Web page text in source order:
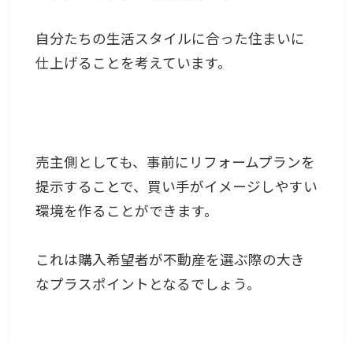
自分たちの生活スタイルに合った住まいに
仕上げることを考えています。
売主側としても、事前にリフォームプランを
提示することで、買い手がイメージしやすい
環境を作ることができます。
これは購入希望者が不動産を選ぶ際の大き
なプラスポイントとなるでしょう。